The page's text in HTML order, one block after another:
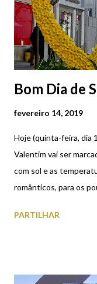
Bom Dia de
fevereiro 14, 2019
Hoje (quinta-feira, dia
Valentim vai ser
com sol e as
românticos, para os
toda a gente.
PARTILHAR